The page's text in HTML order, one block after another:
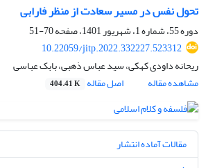
تحول نفس در مسیر سعادت از منظر فارابی
دوره 55، شماره 1، شهریور 1401، صفحه
70-51
10.22059/jitp.2022.332227.523312
ریحانه داودی کهکی، سید عباس ذهبی، بابک عباسی
مشاهده مقاله
اصل مقاله 404.41 K
مقالات آماده انتشار